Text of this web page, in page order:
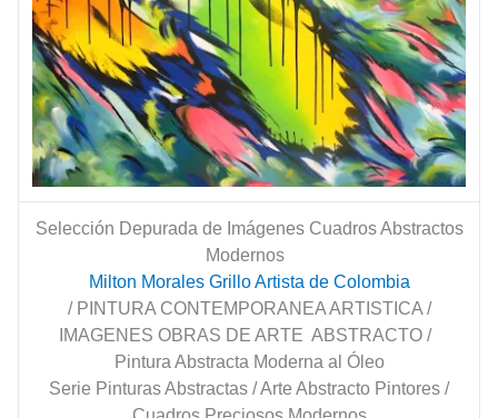
Selección Depurada de Imágenes Cuadros Abstractos
Modernos
Milton Morales Grillo Artista de Colombia
/ PINTURA CONTEMPORANEA ARTISTICA /
IMAGENES OBRAS DE ARTE ABSTRACTO /
Pintura Abstracta Moderna al Óleo
Serie Pinturas Abstractas / Arte Abstracto Pintores /